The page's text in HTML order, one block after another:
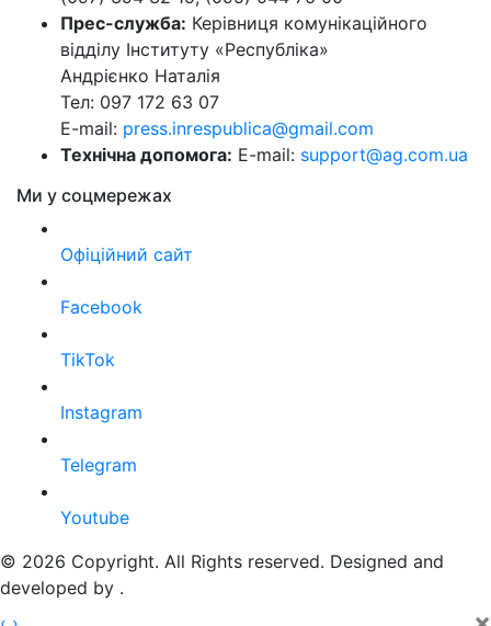
Прес-служба: Керівниця комунікаційного
відділу Інституту «Республіка»
Андрієнко Наталія
Тел: 097 172 63 07
E-mail: press.inrespublica@gmail.com
Технічна допомога: E-mail: support@ag.com.ua
Ми у соцмережах
Офіційний сайт
Facebook
TikTok
Instagram
Telegram
Youtube
© 2026 Copyright. All Rights reserved. Designed and
developed by .